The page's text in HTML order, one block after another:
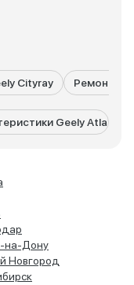
Cityray Ремонт
Geely Atlas
на-Дону
Новгород